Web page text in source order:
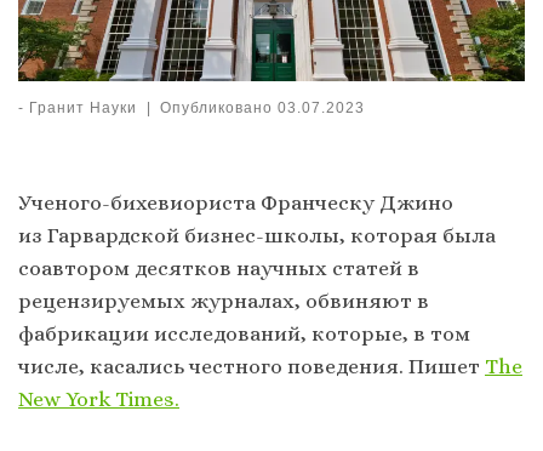
- Гранит Науки | Опубликовано03.07.2023
Ученого-бихевиориста Франческу Джино
из Гарвардской бизнес-школы, которая была
соавтором десятков научных статей в
рецензируемых журналах, обвиняют в
фабрикации исследований, которые, в том
числе, касались честного поведения. Пишет The
New York Times.